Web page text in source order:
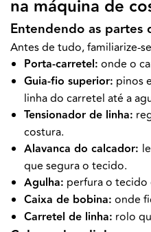
na máquina de
Entendendo as partes
Antes de tudo, familiarize-
Porta-carretel: onde o
Guia-fio superior: pinos
linha do carretel até a
Tensionador de linha:
costura.
Alavanca do calcador:
que segura o tecido.
Agulha: perfura o tecido
Caixa de bobina: onde
Carretel de linha: rolo